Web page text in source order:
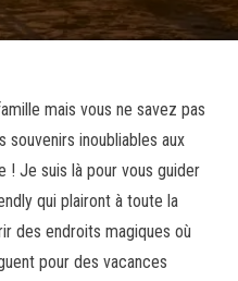
mais vous ne savez pas
inoubliables aux
! Je suis là pour vous guider
qui plairont à toute la
des endroits magiques où
pour des vacances